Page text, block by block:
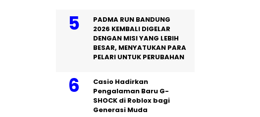
PADMA RUN BANDUNG
2026 KEMBALI DIGELAR
DENGAN MISI YANG LEBIH
BESAR, MENYATUKAN PARA
PELARI UNTUK PERUBAHAN
Casio Hadirkan
Pengalaman Baru G-
SHOCK di Roblox bagi
Generasi Muda